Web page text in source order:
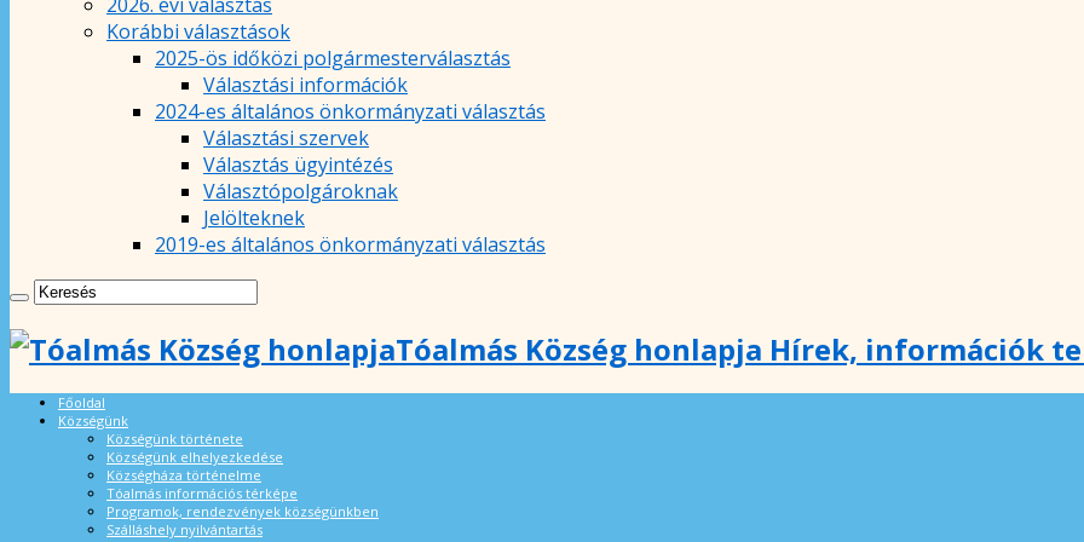
Korábbi választások
2025-ös időközi polgármesterválasztás
Választási információk
2024-es általános önkormányzati választás
Választási szervek
Választás ügyintézés
Választópolgároknak
Jelölteknek
2019-es általános önkormányzati választás
Tóalmás Község honlapja Hírek, információk
Főoldal
Községünk
Községünk története
Községünk elhelyezkedése
Községháza történelme
Tóalmás információs térképe
Programok, rendezvények községünkben
Szálláshely nyilvántartás